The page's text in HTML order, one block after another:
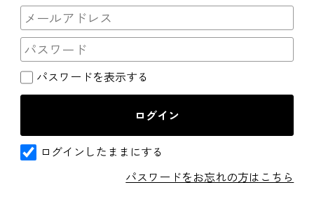
パスワードを表示する
ログインしたままにする
パスワードをお忘れの方はこちら